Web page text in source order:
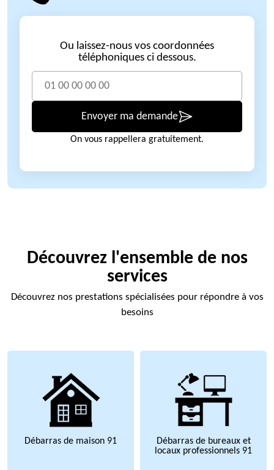
Ou laissez-nous vos coordonnées
téléphoniques ci dessous.
Envoyer ma demande
On vous rappellera gratuitement.
Découvrez l'ensemble de nos
services
Découvrez nos prestations spécialisées pour répondre à vos
besoins
Débarras de maison 91
Débarras de bureaux et
locaux professionnels 91